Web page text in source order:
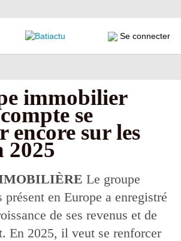
Se connecter
immobilier
se
encore sur les
2025
Le groupe
en Europe a enregistré
de ses revenus et de
En 2025, il veut se renforcer